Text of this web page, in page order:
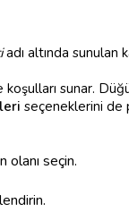
adı altında sunulan
sunar.
seçeneklerini de
olanı seçin.